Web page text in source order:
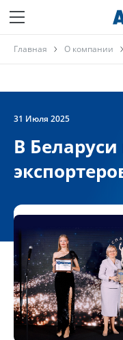
Главная О компании
31 Июля 2025
В